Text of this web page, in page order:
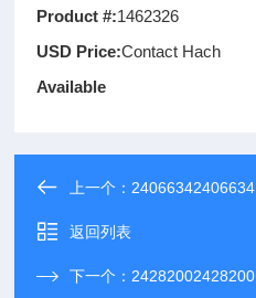
Product #:1462326
USD Price:Contact Hach
Available
上一个： 24066342406634
返回列表
下一个： 24282002428200